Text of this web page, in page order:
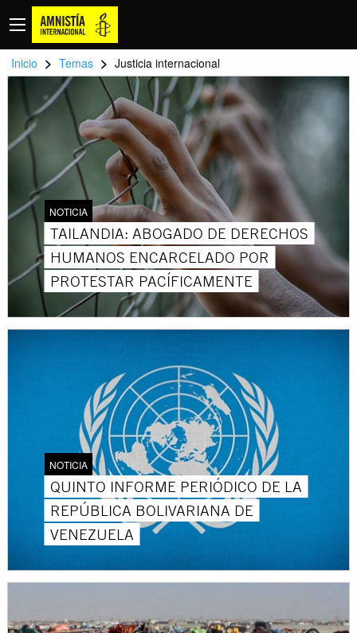
Inicio > Temas > Justicia internacional
NOTICIA
TAILANDIA: ABOGADO DE DERECHOS
HUMANOS ENCARCELADO POR
PROTESTAR PACÍFICAMENTE
NOTICIA
QUINTO INFORME PERIÓDICO DE LA
REPÚBLICA BOLIVARIANA DE
VENEZUELA